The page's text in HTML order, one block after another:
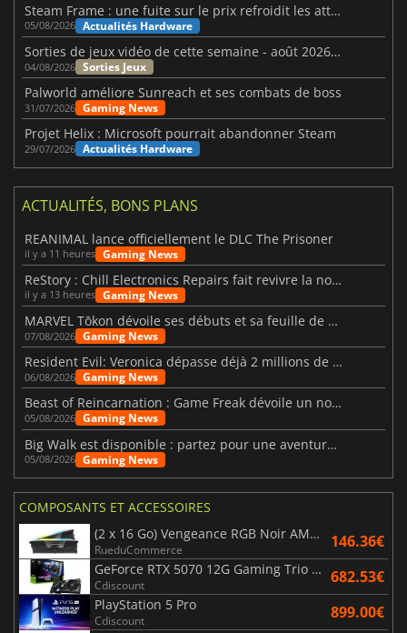
Steam Frame : une fuite sur le prix refroidit les attentes VR
05/08/2026 Actualités Hardware
Sorties de jeux vidéo de cette semaine - août 2026 (semaine 32)
04/08/2026 Sorties Jeux
Palworld améliore Sunreach et ses combats de boss
31/07/2026 Gaming News
Projet Helix : Microsoft pourrait abandonner Steam
29/07/2026 Actualités Hardware
ACTUALITÉS, BONS PLANS
REANIMAL lance officiellement le DLC The Prisoner
il y a 11 heures Gaming News
ReStory : Chill Electronics Repairs fait revivre la nostalgie des années 2000
il y a 13 heures Gaming News
MARVEL Tōkon dévoile ses débuts et sa feuille de route
07/08/2026 Gaming News
Resident Evil: Veronica dépasse déjà 2 millions de wishlists
06/08/2026 Gaming News
Beast of Reincarnation : Game Freak dévoile un nouveau pari
05/08/2026 Gaming News
Big Walk est disponible : partez pour une aventure entre amis
05/08/2026 Gaming News
COMPOSANTS ET ACCESSOIRES
(2 x 16 Go) Vengeance RGB Noir AMD Expo 6000 MHz - CAS 30
RueduCommerce 146.36€
GeForce RTX 5070 12G Gaming Trio OC Black
Cdiscount 682.53€
PlayStation 5 Pro
Cdiscount 899.00€